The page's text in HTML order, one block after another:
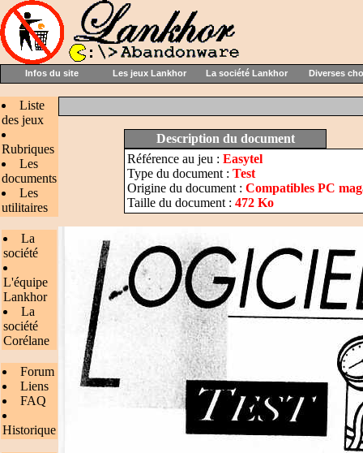
Infos du site Les jeux Lankhor La société Lankhor Diverses
Liste
des jeux
Rubriques
Les
documents
Les
utilitaires
La
société
L'équipe
Lankhor
La
société
Corélane
Forum
Liens
FAQ
Historique
Description du document
Référence au jeu : Easytel
Type du document : Test
Origine du document : Compatibles PC
Taille du document : 472 Ko